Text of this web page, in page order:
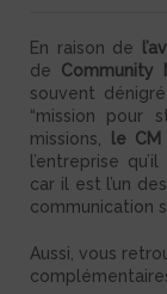
En raison de
de Community
souvent
“mission pour
missions,
le
l’entreprise
car il est l’un
communication
Aussi, vous